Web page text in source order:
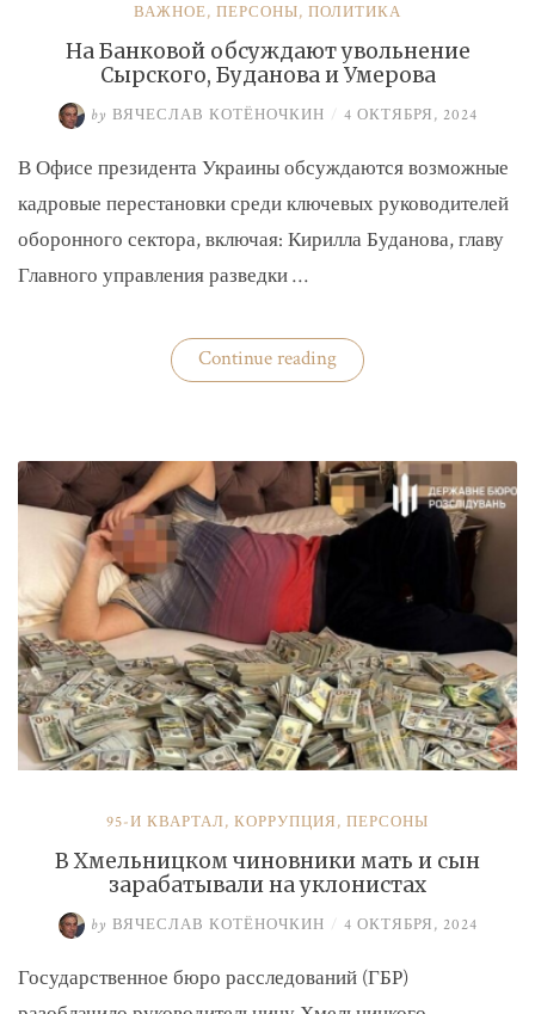
ВАЖНОЕ, ПЕРСОНЫ, ПОЛИТИКА
На Банковой обсуждают увольнение
Сырского, Буданова и Умерова
by ВЯЧЕСЛАВ КОТЁНОЧКИН / 4 ОКТЯБРЯ, 2024
В Офисе президента Украины обсуждаются возможные
кадровые перестановки среди ключевых руководителей
оборонного сектора, включая: Кирилла Буданова, главу
Главного управления разведки …
Continue reading«На
Банковой
Буданова
и
Умерова»
95-Й КВАРТАЛ, КОРРУПЦИЯ, ПЕРСОНЫ
В Хмельницком чиновники мать и сын
зарабатывали на уклонистах
by ВЯЧЕСЛАВ КОТЁНОЧКИН / 4 ОКТЯБРЯ, 2024
Государственное бюро расследований (ГБР)